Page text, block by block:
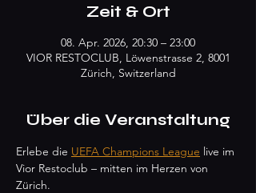
Zeit & Ort
08. Apr. 2026, 20:30 – 23:00
VIOR RESTOCLUB, Löwenstrasse 2, 8001
Zürich, Switzerland
Über die Veranstaltung
Erlebe die UEFA Champions League live im
Vior Restoclub – mitten im Herzen von
Zürich.